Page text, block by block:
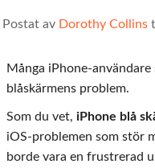
Postat av Dorothy Collins
Många iPhone-
blåskärmens problem.
Som du vet, iPhone blå
iOS-problemen som stör
borde vara en frustrerad